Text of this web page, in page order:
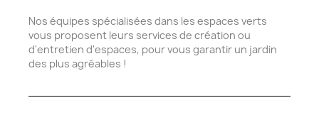
Nos équipes spécialisées dans les espaces verts
vous proposent leurs services de création ou
d'entretien d'espaces, pour vous garantir un jardin
des plus agréables !